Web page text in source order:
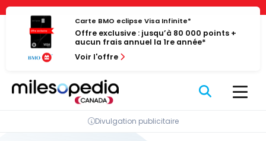
Panneau de gestion des cookies
Passer
contenu
Carte BMO eclipse Visa Infinite*
Offre exclusive : jusqu’à 80 000 points +
aucun frais annuel la 1re année*
Voir l'offre
Divulgation publicitaire